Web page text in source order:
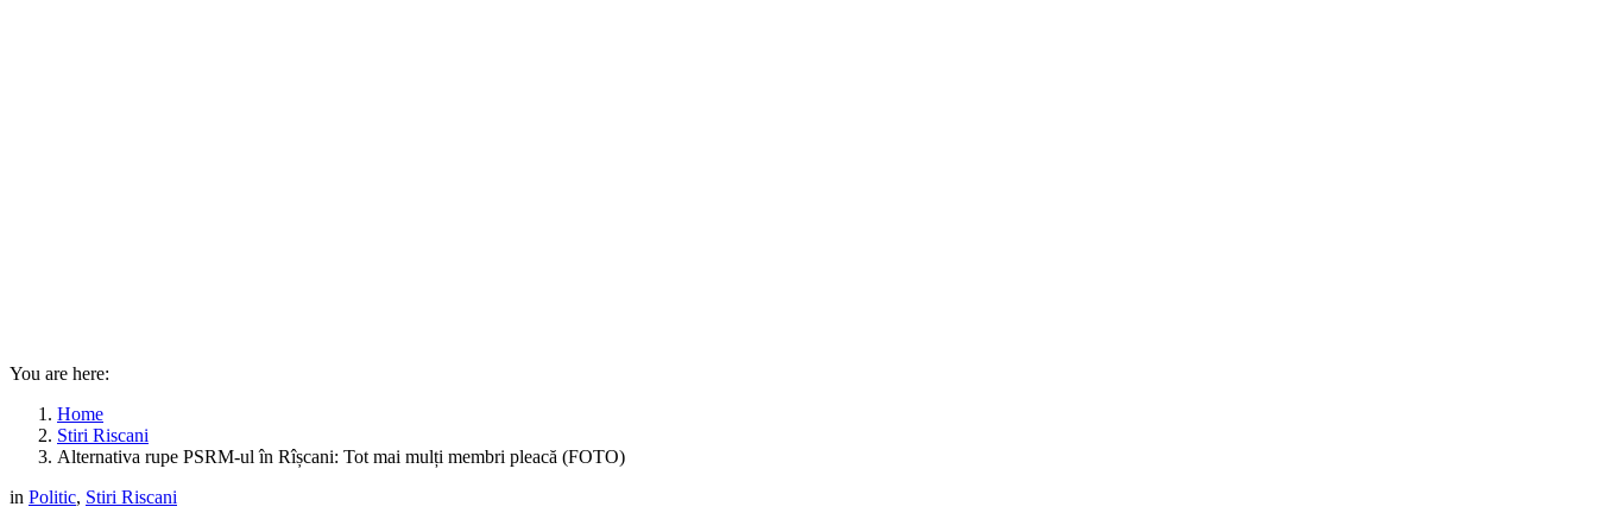
You are here:
Home
Stiri Riscani
Alternativa rupe PSRM-ul în Rîșcani: Tot mai mulți membri pleacă (FOTO)
in Politic, Stiri Riscani